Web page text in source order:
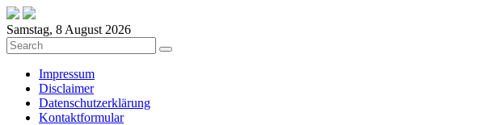
Samstag, 8 August 2026
Impressum
Disclaimer
Datenschutzerklärung
Kontaktformular